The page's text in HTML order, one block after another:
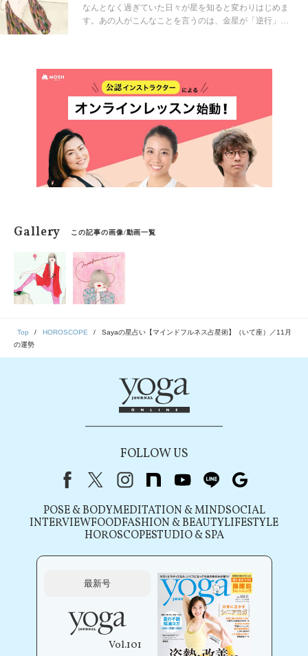
に。マインドフルに生きられるようになるのです。
「今、ここ」を生きるためのマインドフルネス占星術の
なんとなく過ぎていた日々が星を知ると変わりはじめま
す。あの人がこんなことを言うのは、金星が「逆行」し
に。マインドフルに生きられるようになるのです。
「今、ここ」を生きるためのマインドフルネス占星術の
スタートです。
Gallery この記事の画像/動画一覧
Top HOROSCOPE
Sayaの星占い【マインドフルネス占星術】（いて座）／11月
の運勢
FOLLOW US
FacebookX（旧Twitter）
instagram
note youtubeline
POSE & BODYMEDITATION & MINDSOCIAL
INTERVIEWFOODFASHION & BEAUTYLIFESTYLE
HOROSCOPESTUDIO & SPA
最新号
Vol.101